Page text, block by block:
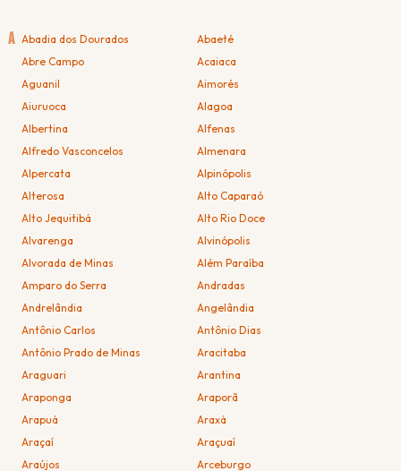
A Abadia dos Dourados
Abaeté
Abre Campo
Acaiaca
Aguanil
Aimorés
Aiuruoca
Alagoa
Albertina
Alfenas
Alfredo Vasconcelos
Almenara
Alpercata
Alpinópolis
Alterosa
Alto Caparaó
Alto Jequitibá
Alto Rio Doce
Alvarenga
Alvinópolis
Alvorada de Minas
Além Paraíba
Amparo do Serra
Andradas
Andrelândia
Angelândia
Antônio Carlos
Antônio Dias
Antônio Prado de Minas
Aracitaba
Araguari
Arantina
Araponga
Araporã
Arapuá
Araxá
Araçaí
Araçuaí
Araújos
Arceburgo